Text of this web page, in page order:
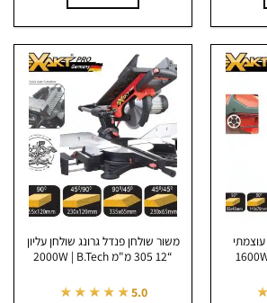
משור שולחן פנדל גרונג שולחן עליון
★★★★★